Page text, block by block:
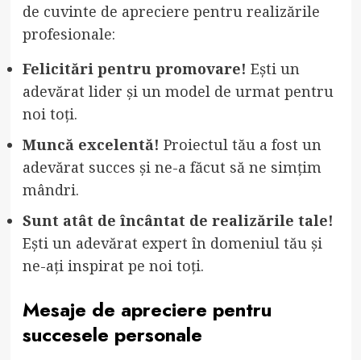
de cuvinte de apreciere pentru realizările
profesionale:
Felicitări pentru promovare! Ești un
adevărat lider și un model de urmat pentru
noi toți.
Muncă excelentă! Proiectul tău a fost un
adevărat succes și ne-a făcut să ne simțim
mândri.
Sunt atât de încântat de realizările tale!
Ești un adevărat expert în domeniul tău și
ne-ați inspirat pe noi toți.
Mesaje de apreciere pentru
succesele personale